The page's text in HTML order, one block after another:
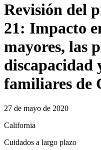
Revisión del
21: Impacto
mayores, las
discapacidad
familiares de
27 de mayo de 2020
California
Cuidados a largo plazo